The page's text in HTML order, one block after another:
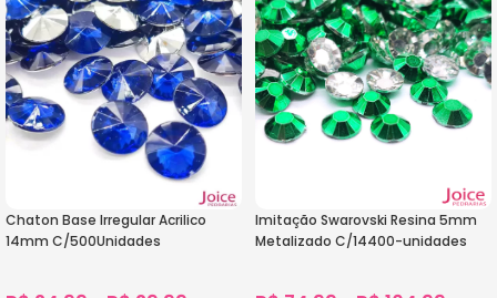
Chaton Base Irregular Acrilico
14mm C/500Unidades
Imitação Swarovski Resina 5mm
Metalizado C/14400-unidades